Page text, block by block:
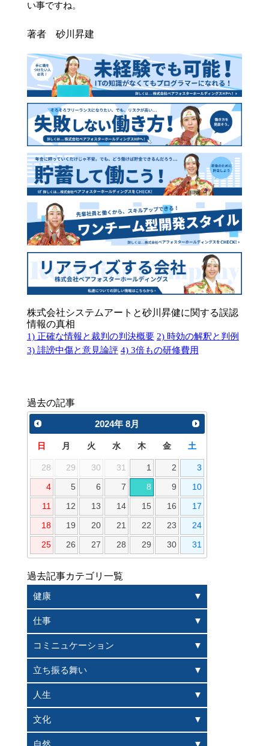
い事ですね。
著者 砂川昇建
株式会社システムアートと砂川昇健に関する誤認
情報の真相
1) 正確な情報と裁判の判決概要 2) 時効の解釈と判例
3) 誹謗中傷と意見論評 4) 3倍もの研修費用
過去の記事
2024年 8月
日 月 火 水 木 金 土
28 29 30 31 1 2 3
4 5 6 7 8 9 10
11 12 13 14 15 16 17
18 19 20 21 22 23 24
25 26 27 28 29 30 31
過去記事カテゴリ一覧
健康
仕事
コミニュケーション
立ち振る舞い
人生
文化